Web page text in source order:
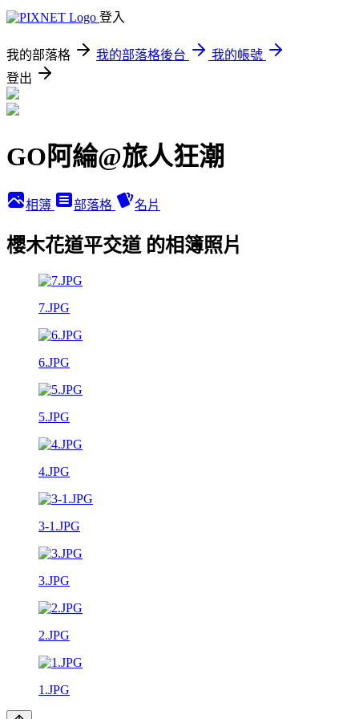
登入
我的部落格 我的部落格後台
我的帳號
登出
GO阿綸@旅人狂潮
相簿 部落格 名片
櫻木花道平交道 的相簿照片
7.JPG
6.JPG
5.JPG
4.JPG
3-1.JPG
3.JPG
2.JPG
1.JPG